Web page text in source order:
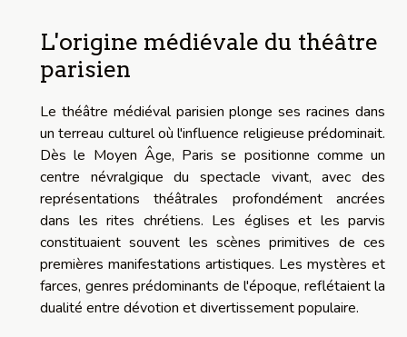
L'origine médiévale du théâtre
parisien
Le théâtre médiéval parisien plonge ses racines dans
un terreau culturel où l'influence religieuse prédominait.
Dès le Moyen Âge, Paris se positionne comme un
centre névralgique du spectacle vivant, avec des
représentations théâtrales profondément ancrées
dans les rites chrétiens. Les églises et les parvis
constituaient souvent les scènes primitives de ces
premières manifestations artistiques. Les mystères et
farces, genres prédominants de l'époque, reflétaient la
dualité entre dévotion et divertissement populaire.